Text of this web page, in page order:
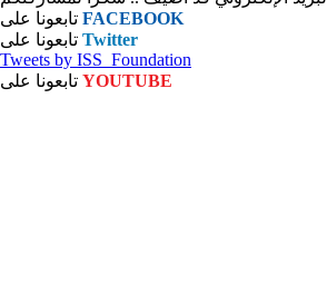
FACEBOOK
Twitter
Tweets by ISS_Foundation
YOUTUBE